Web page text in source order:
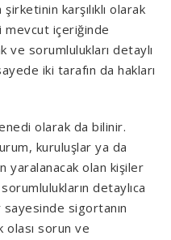
karşılıklı olarak
mevcut içeriğinde
ve sorumlulukları detaylı
iki tarafın da hakları
olarak da bilinir.
kuruluşlar ya da
olan kişiler
detaylıca
sigortanın
olası sorun ve